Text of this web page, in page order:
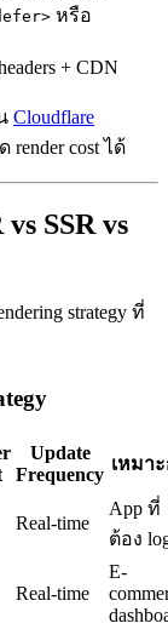
หรือ
+ CDN
Cloudflare
render cost ได้
SSR vs
strategy ที่
Update
Frequency
เหมา
Real-time
App ที่
ต้อง
Real-time
E-